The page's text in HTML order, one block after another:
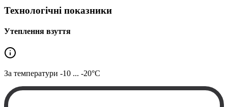
Технологічні показники
Утеплення взуття
За температури -10 ... -20°C